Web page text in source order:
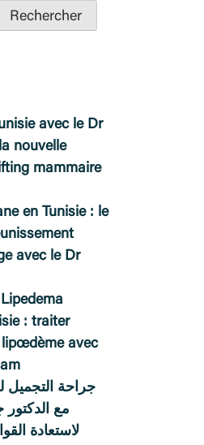
avec le Dr
nouvelle
mammaire
en Tunisie : le
avec le Dr
: traiter
avec
جراحة
مع
لاستعادة